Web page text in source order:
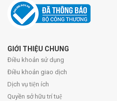
GIỚI THIỆU CHUNG
Điều khoản sử dụng
Điều khoản giao dịch
Dịch vụ tiện ích
Quyền sở hữu trí tuệ